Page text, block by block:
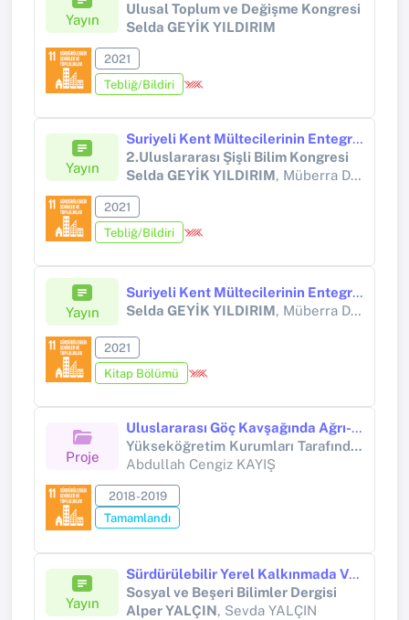
Yayın
Ulusal Toplum ve Değişme Kongresi
Selda GEYİK YILDIRIM
2021
Tebliğ/Bildiri
Yayın
Suriyeli Kent Mültecilerinin Entegrasyonu
2.Uluslararası Şişli Bilim Kongresi
Selda GEYİK YILDIRIM, Müberra DİNLER
2021
Tebliğ/Bildiri
Yayın
Suriyeli Kent Mültecilerinin Entegrasyonu
Selda GEYİK YILDIRIM, Müberra DİNLER
2021
Kitap Bölümü
Proje
Uluslararası Göç Kavşağında Ağrı-Erzurum: Sosyo-Ekonomik ve Güvenlik Sorunları ile Çözüm Önerileri
Yükseköğretim Kurumları Tarafından Destekli Bilimsel Araştırma Projesi (Yükseköğretim Kurumları tarafından destekli bilimsel araştırma projesi)
Abdullah Cengiz KAYIŞ
2018-2019
Tamamlandı
Yayın
Sürdürülebilir Yerel Kalkınmada Vatandaş Beklenti ve Tutumlarının Yerel Yönetimler İçin Önemi: Kağızman İlçesi Örneği
Sosyal ve Beşeri Bilimler Dergisi
Alper YALÇIN, Sevda YALÇIN